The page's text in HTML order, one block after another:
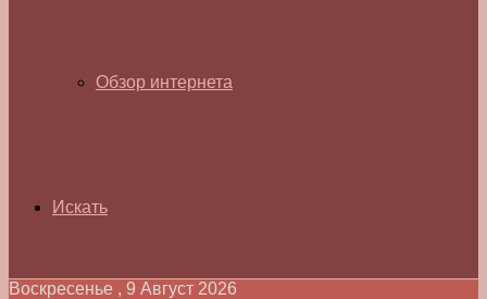
Обзор интернета
Искать
Воскресенье , 9 Август 2026